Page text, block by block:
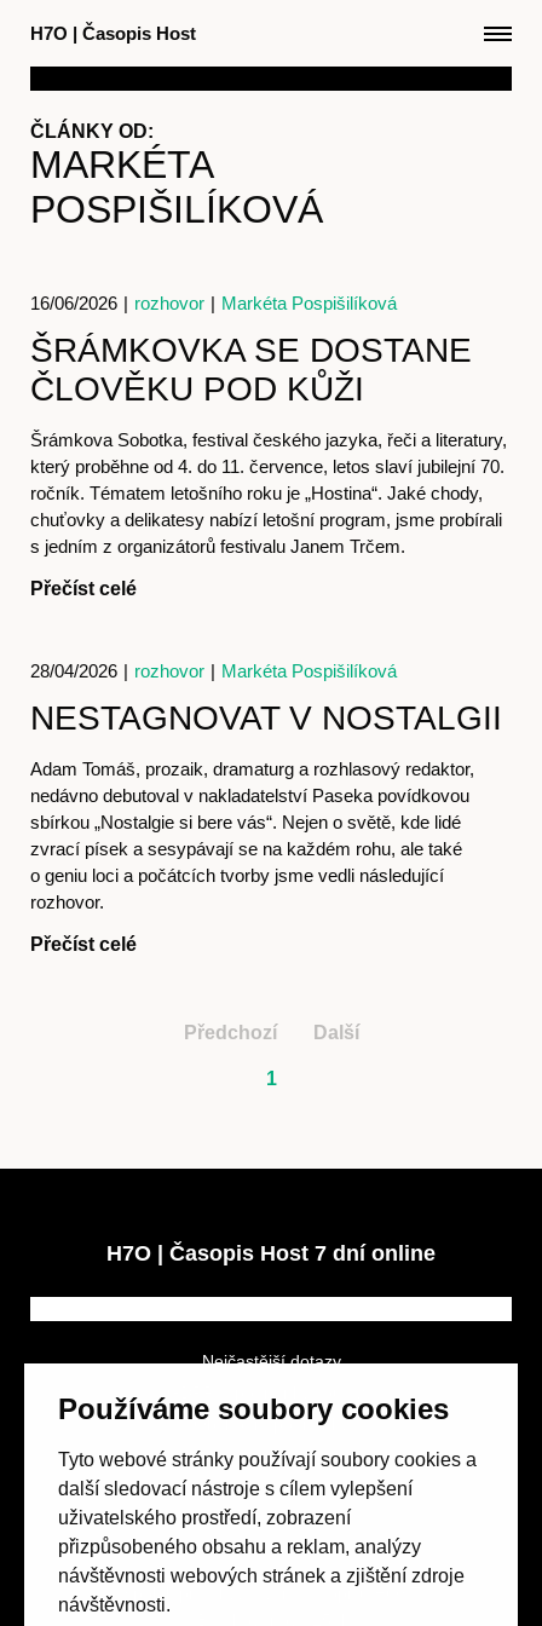
Používáme soubory cookies
Tyto webové stránky používají soubory cookies a
další sledovací nástroje s cílem vylepšení
uživatelského prostředí, zobrazení
přizpůsobeného obsahu a reklam, analýzy
návštěvnosti webových stránek a zjištění zdroje
návštěvnosti.
H7O | Časopis Host
Články
Hostcast
Akce
O nás
Obchod
Kontakt
Předplatné
ČLÁNKY OD:
MARKÉTA
POSPIŠILÍKOVÁ
16/06/2026 | rozhovor | Markéta Pospišilíková
ŠRÁMKOVKA SE DOSTANE
ČLOVĚKU POD KŮŽI
Šrámkova Sobotka, festival českého jazyka, řeči a literatury,
který proběhne od 4. do 11. července, letos slaví jubilejní 70.
ročník. Tématem letošního roku je „Hostina“. Jaké chody,
chuťovky a delikatesy nabízí letošní program, jsme probírali
s jedním z organizátorů festivalu Janem Trčem.
Přečíst celé
28/04/2026 | rozhovor | Markéta Pospišilíková
NESTAGNOVAT V NOSTALGII
Adam Tomáš, prozaik, dramaturg a rozhlasový redaktor,
nedávno debutoval v nakladatelství Paseka povídkovou
sbírkou „Nostalgie si bere vás“. Nejen o světě, kde lidé
zvrací písek a sesypávají se na každém rohu, ale také
o geniu loci a počátcích tvorby jsme vedli následující
rozhovor.
Přečíst celé
Předchozí Další
1
H7O | Časopis Host 7 dní online
Nejčastější dotazy
Obchodní podmínky
Spolek přátel vydávání